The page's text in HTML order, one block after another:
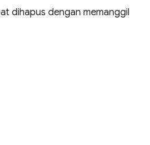
dihapus dengan memanggil